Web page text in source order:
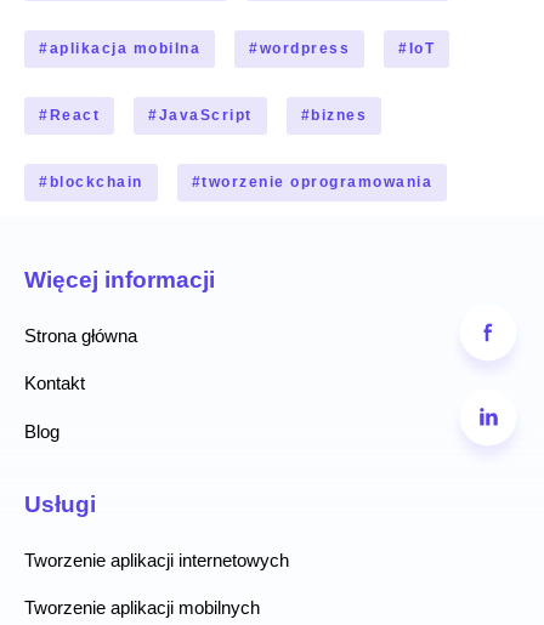
#aplikacja mobilna #wordpress # IoT
# React #JavaScript # biznes
# blockchain #tworzenie oprogramowania
Więcej informacji
Strona główna
Kontakt
Blog
Usługi
Tworzenie aplikacji internetowych
Tworzenie aplikacji mobilnych